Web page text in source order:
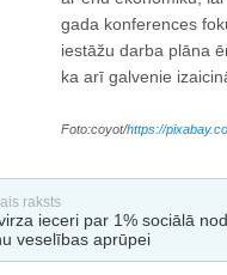
gada konferences
iestāžu darba plāna
ka arī galvenie
Foto:coyot/https://
raksts
ieceri par 1% sociālā
veselības aprūpei